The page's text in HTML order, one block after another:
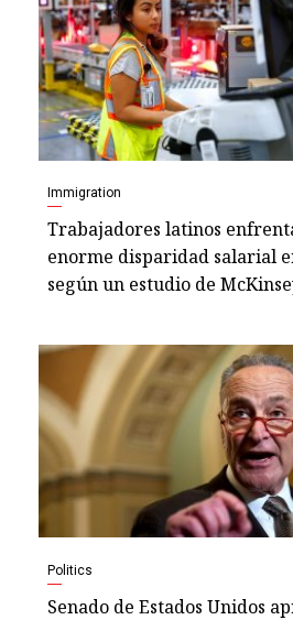
Immigration
Trabajadores latinos
enorme disparidad salarial
según un estudio de
Politics
Senado de Estados Unidos